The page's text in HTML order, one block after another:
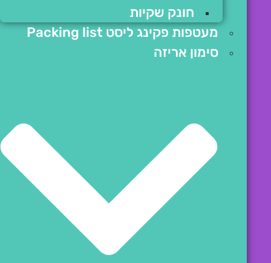
חונק שקיות
מעטפות פקינג ליסט Packing list
סימון אריזה